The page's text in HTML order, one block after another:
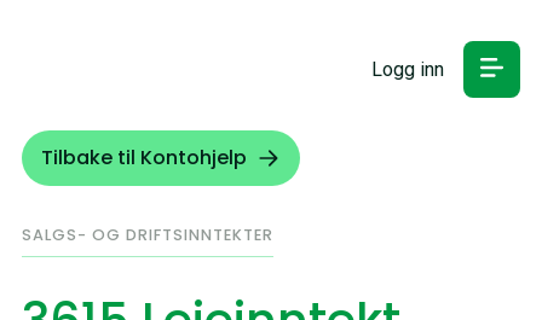
Logg inn
Tilbake til Kontohjelp
SALGS- OG DRIFTSINNTEKTER